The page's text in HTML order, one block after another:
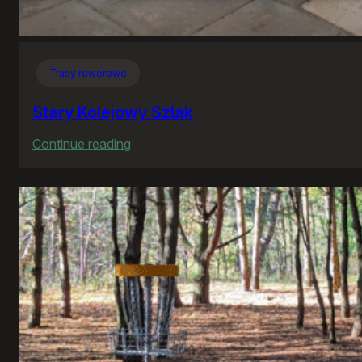
Trasy rowerowe
Stary Kolejowy Szlak
Continue reading
Kolejowy
Szlak